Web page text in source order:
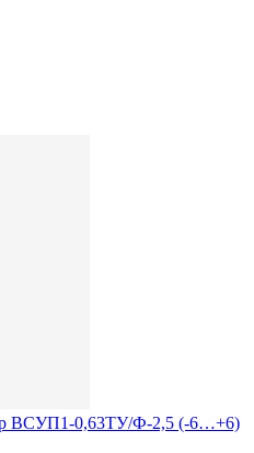
ВСУП1-0,63ТУ/Ф-2,5 (-6…+6)